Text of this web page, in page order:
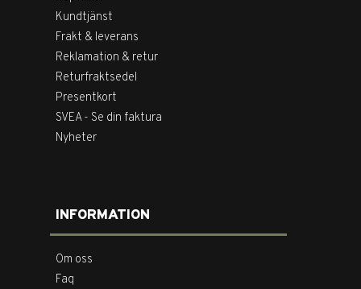
Kundtjänst
Frakt & leverans
Reklamation & retur
Returfraktsedel
Presentkort
SVEA - Se din faktura
Nyheter
INFORMATION
Om oss
Faq